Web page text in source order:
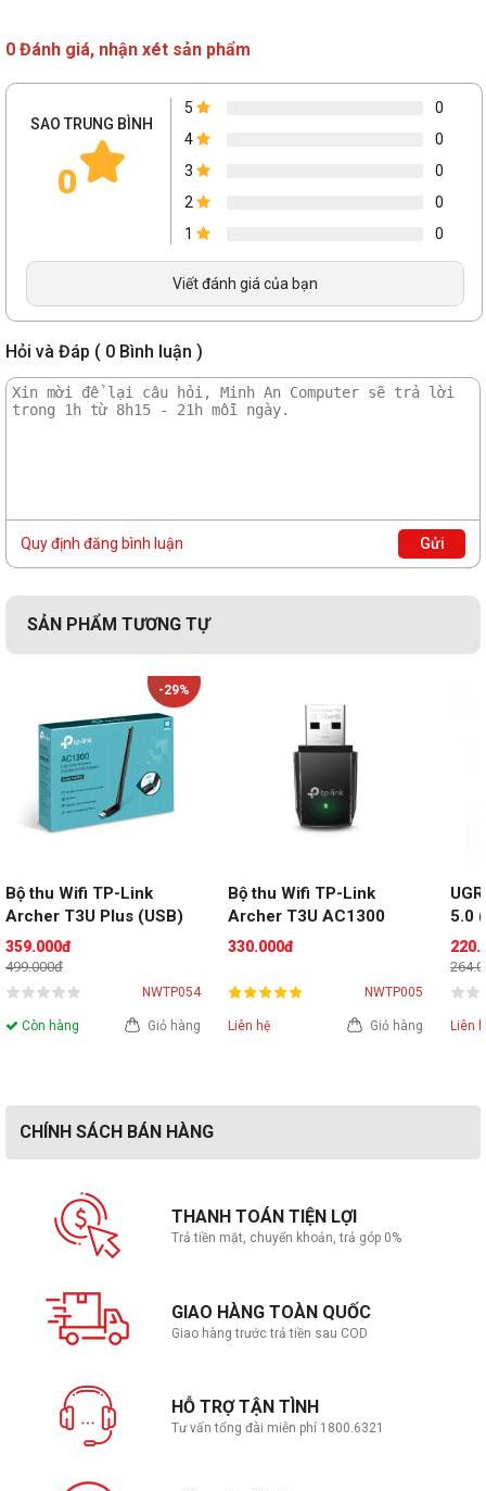
Thiết kế kiểu dáng đẹp, siêu nhỏ giúp bạn có thể cắm bộ chuyển đổi
nano vào bất kỳ cổng USB nào và chỉ cần giữ nó ở đó — bất kể bạn
đang đi du lịch hay ở nhà.
0 Đánh giá, nhận xét sản phẩm
SAO TRUNG BÌNH
0
5
0
4
0
3
0
2
0
1
0
Viết đánh giá của bạn
Hỏi và Đáp ( 0 Bình luận )
Quy định đăng bình luận Gửi
SẢN PHẨM TƯƠNG TỰ
-29%
Bộ thu Wifi TP-Link
Archer T3U Plus (USB)
359.000đ
499.000đ
NWTP054
Còn hàng Giỏ hàng
Bộ thu Wifi TP-Link
Archer T3U AC1300
(USB)
330.000đ
NWTP005
Liên hệ Giỏ hàng
5.0
Liên
CHÍNH SÁCH BÁN HÀNG
THANH TOÁN TIỆN LỢI
Trả tiền mặt, chuyển khoản, trả góp 0%
GIAO HÀNG TOÀN QUỐC
Giao hàng trước trả tiền sau COD
HỖ TRỢ TẬN TÌNH
Tư vấn tổng đài miễn phí 1800.6321